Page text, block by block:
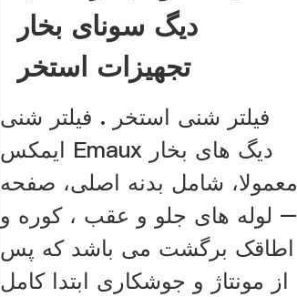
دیگ سونای بخار
تجهیزات استخر
فیلتر شنی استخر . فیلتر شنی
ایمکس Emaux دیگ های بخار
معمولا، شامل بدنه اصلی، صفحه
– لوله های جلو و عقب ، کوره و
اطاقک برگشت می باشد که پس
از مونتاژ و جوشکاری ابتدا کامل